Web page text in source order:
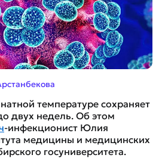
температуре сохраняет
двух недель. Об этом
-инфекционист Юлия
медицины и медицинских
госуниверситета.